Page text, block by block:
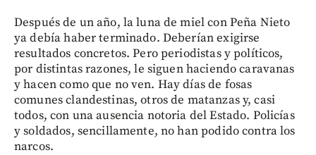
Después de un año, la luna de miel con Peña Nieto
ya debía haber terminado. Deberían exigirse
resultados concretos. Pero periodistas y políticos,
por distintas razones, le siguen haciendo caravanas
y hacen como que no ven. Hay días de fosas
comunes clandestinas, otros de matanzas y, casi
todos, con una ausencia notoria del Estado. Policías
y soldados, sencillamente, no han podido contra los
narcos.